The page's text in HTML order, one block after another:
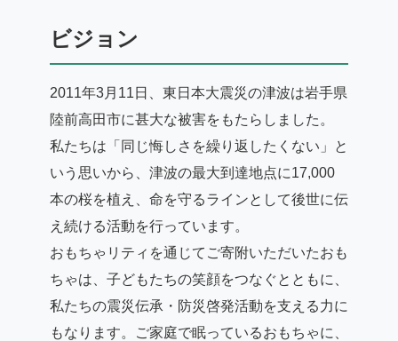
ビジョン
2011年3月11日、東日本大震災の津波は岩手県
陸前高田市に甚大な被害をもたらしました。
私たちは「同じ悔しさを繰り返したくない」と
いう思いから、津波の最大到達地点に17,000
本の桜を植え、命を守るラインとして後世に伝
え続ける活動を行っています。
おもちゃリティを通じてご寄附いただいたおも
ちゃは、子どもたちの笑顔をつなぐとともに、
私たちの震災伝承・防災啓発活動を支える力に
もなります。ご家庭で眠っているおもちゃに、